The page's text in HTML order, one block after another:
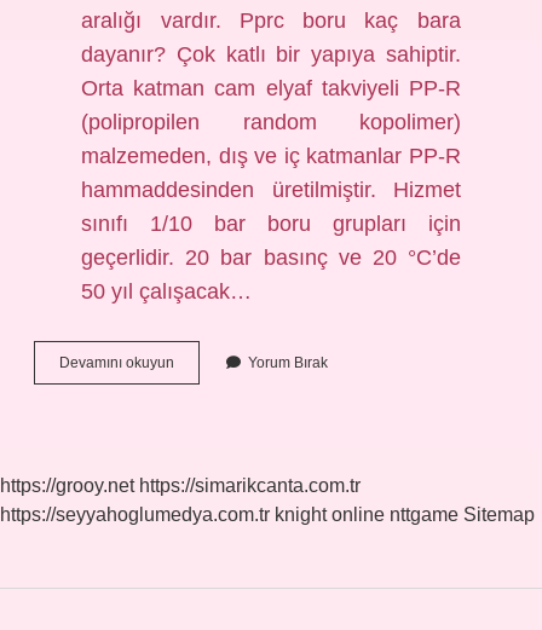
aralığı vardır. Pprc boru kaç bara
dayanır? Çok katlı bir yapıya sahiptir.
Orta katman cam elyaf takviyeli PP-R
(polipropilen random kopolimer)
malzemeden, dış ve iç katmanlar PP-R
hammaddesinden üretilmiştir. Hizmet
sınıfı 1/10 bar boru grupları için
geçerlidir. 20 bar basınç ve 20 °C’de
50 yıl çalışacak…
Devamını okuyun
Boru
Yorum Bırak
https://grooy.net https://simarikcanta.com.tr
https://seyyahoglumedya.com.tr knight online nttgame Sitemap